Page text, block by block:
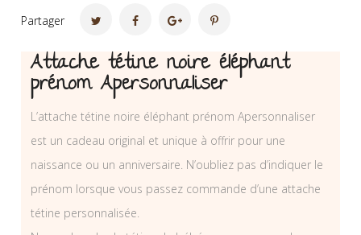
Partager
Attache tétine noire éléphant
prénom Apersonnaliser
L’attache tétine noire éléphant prénom Apersonnaliser
est un cadeau original et unique à offrir pour une
naissance ou un anniversaire. N’oubliez pas d’indiquer le
prénom lorsque vous passez commande d’une attache
tétine personnalisée.